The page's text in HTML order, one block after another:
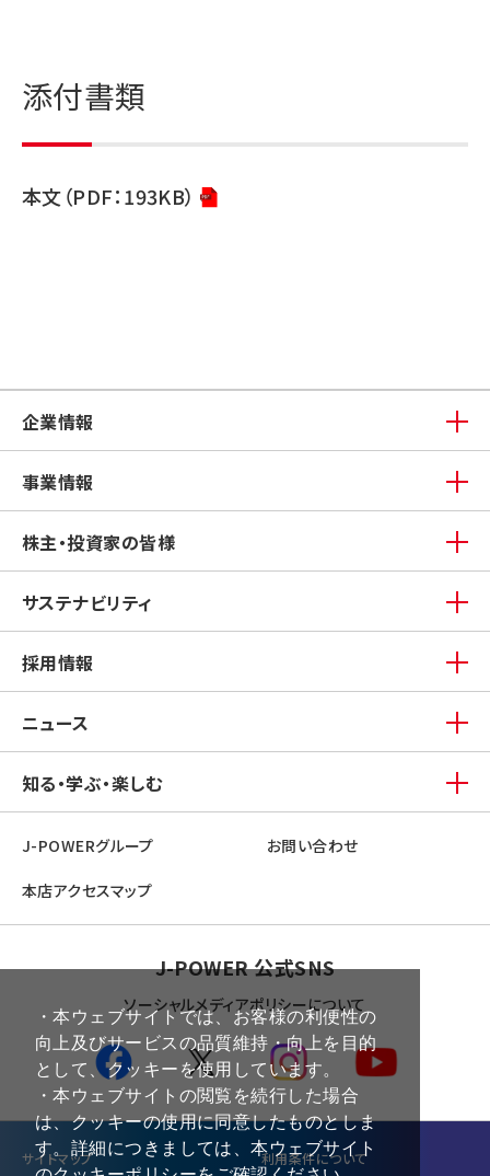
・本ウェブサイトでは、お客様の利便性の
向上及びサービスの品質維持・向上を目的
として、クッキーを使用しています。
・本ウェブサイトの閲覧を続行した場合
は、クッキーの使用に同意したものとしま
す。詳細につきましては、本ウェブサイト
添付書類
本文（PDF：193KB）
企業情報
事業情報
株主・投資家の皆様
サステナビリティ
採用情報
ニュース
知る・学ぶ・楽しむ
J-POWERグループ お問い合わせ
本店アクセスマップ
J-POWER 公式SNS
ソーシャルメディアポリシーについて
サイトマップ 利⽤条件について